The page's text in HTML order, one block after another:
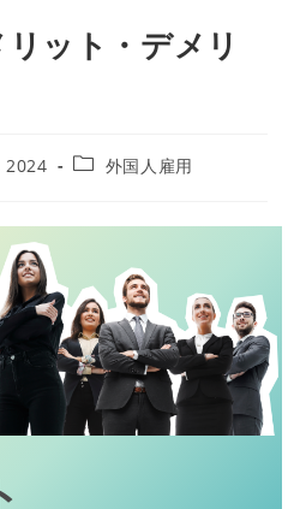
ット・デメリ
外国人雇用